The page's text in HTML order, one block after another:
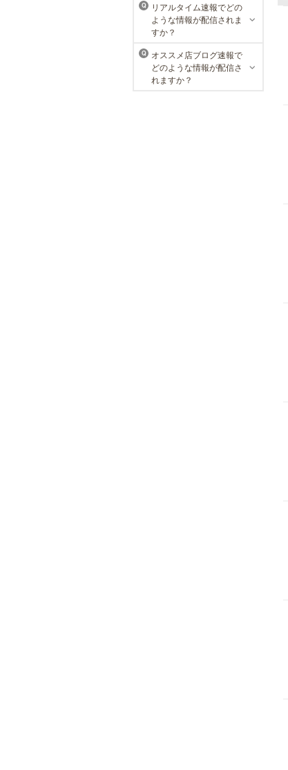
Q
リアルタイム速報でどの
ような情報が配信されま
すか？
Q
オススメ店ブログ速報で
どのような情報が配信さ
れますか？